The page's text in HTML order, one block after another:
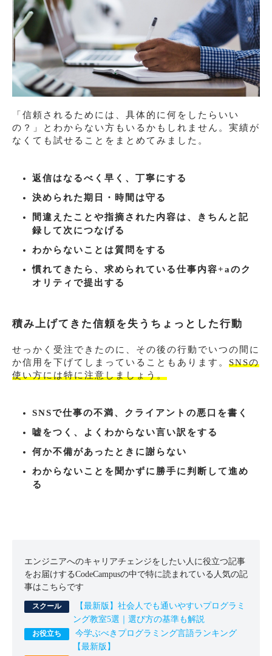
「信頼されるためには、具体的に何をしたらいい
の？」とわからない方もいるかもしれません。実績が
なくても試せることをまとめてみました。
返信はなるべく早く、丁寧にする
決められた期日・時間は守る
間違えたことや指摘された内容は、きちんと記
録して次につなげる
わからないことは質問をする
慣れてきたら、求められている仕事内容+aのク
オリティで提出する
積み上げてきた信頼を失うちょっとした行動
せっかく受注できたのに、その後の行動でいつの間に
か信用を下げてしまっていることもあります。 SNSの
使い方には特に注意しましょう。
SNSで仕事の不満、クライアントの悪口を書く
嘘をつく、よくわからない言い訳をする
何か不備があったときに謝らない
わからないことを聞かずに勝手に判断して進め
る
エンジニアへのキャリアチェンジをしたい人に役立つ記事
をお届けするCodeCampusの中で特に読まれている人気の記
事はこちらです
【最新版】社会人でも通いやすいプログラミ
ング教室5選｜選び方の基準も解説
今学ぶべきプログラミング言語ランキング
【最新版】